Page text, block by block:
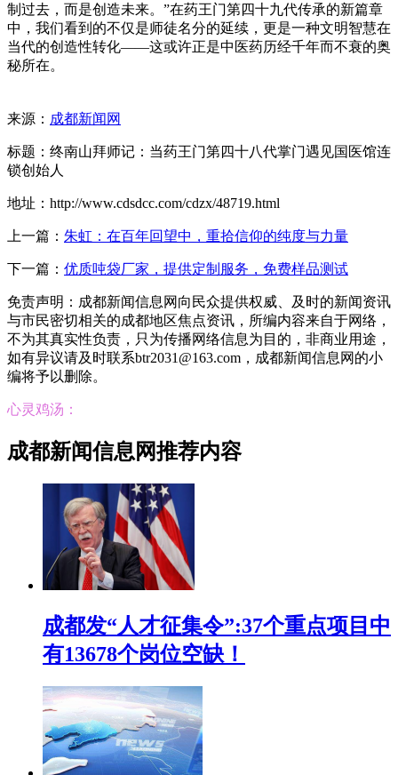
制过去，而是创造未来。”在药王门第四十九代传承的新篇章
中，我们看到的不仅是师徒名分的延续，更是一种文明智慧在
当代的创造性转化——这或许正是中医药历经千年而不衰的奥
秘所在。
来源： 成都新闻网
标题：终南山拜师记：当药王门第四十八代掌门遇见国医馆连
锁创始人
地址：http://www.cdsdcc.com/cdzx/48719.html
上一篇： 朱虹：在百年回望中，重拾信仰的纯度与力量
下一篇： 优质吨袋厂家，提供定制服务，免费样品测试
免责声明：成都新闻信息网向民众提供权威、及时的新闻资讯
与市民密切相关的成都地区焦点资讯，所编内容来自于网络，
不为其真实性负责，只为传播网络信息为目的，非商业用途，
如有异议请及时联系btr2031@163.com，成都新闻信息网的小
编将予以删除。
心灵鸡汤：
成都新闻信息网推荐内容
成都发“人才征集令”:37个重点项目中
有13678个岗位空缺！